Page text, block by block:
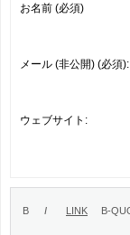
お名前 (必須)
メール (非公開) (必須):
ウェブサイト: